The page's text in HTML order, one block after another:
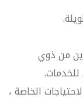
من ذوي
الخاصة ،